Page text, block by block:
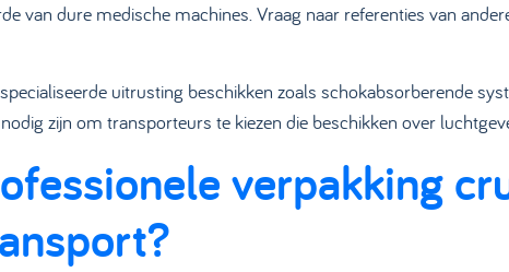
van dure medische machines. Vraag naar referenties van
uitrusting beschikken zoals schokabsorberende
zijn om transporteurs te kiezen die beschikken over
verpakking